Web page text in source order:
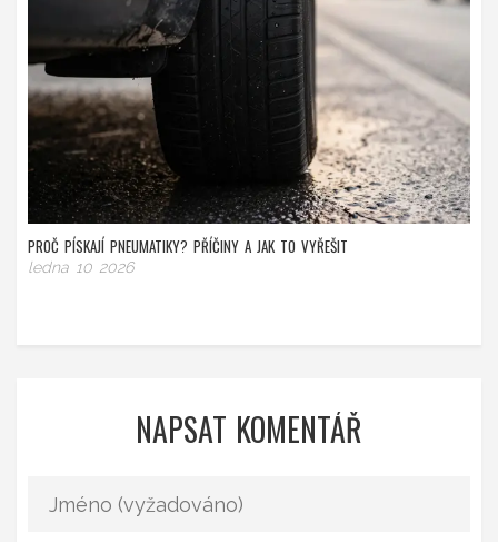
PROČ PÍSKAJÍ PNEUMATIKY? PŘÍČINY A JAK TO VYŘEŠIT
ledna 10 2026
NAPSAT KOMENTÁŘ